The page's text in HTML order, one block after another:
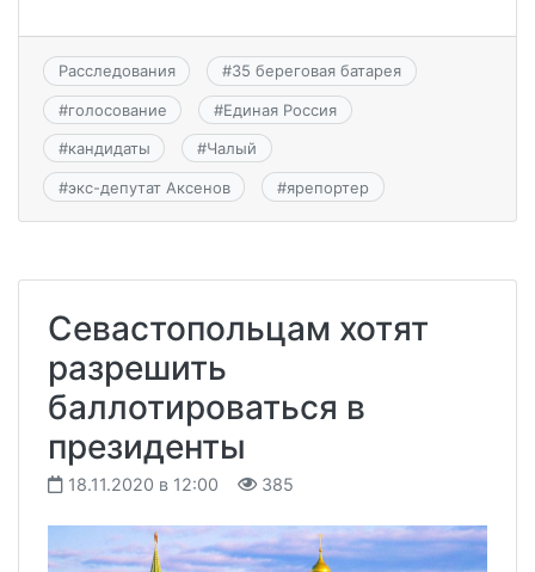
Расследования #35 береговая батарея
#голосование #Единая Россия
#кандидаты #Чалый
#экс-депутат Аксенов #ярепортер
Севастопольцам хотят
разрешить
баллотироваться в
президенты
18.11.2020 в 12:00 385